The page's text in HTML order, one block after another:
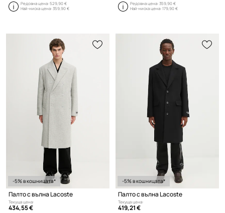
Редовна цена:529,90 €
Най-ниска цена:359,90 €
Редовна цена:359,90 €
Най-ниска цена:179,90 €
-5% в кошницата*
Палто с вълна Lacoste
Текуща цена:
434,55 €
-5% в кошницата*
Палто с вълна Lacoste
Текуща цена:
419,21 €